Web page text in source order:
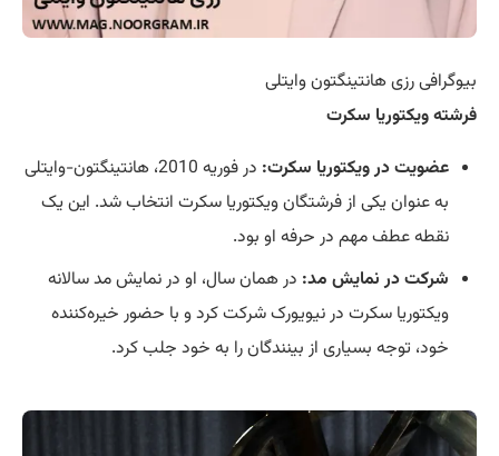
بیوگرافی رزی هانتینگتون وایتلی
فرشته ویکتوریا سکرت
عضویت در ویکتوریا سکرت:
در فوریه 2010، هانتینگتون-وایتلی
به عنوان یکی از فرشتگان ویکتوریا سکرت انتخاب شد. این یک
نقطه عطف مهم در حرفه او بود.
شرکت در نمایش مد: در همان سال، او در نمایش مد سالانه
ویکتوریا سکرت در نیویورک شرکت کرد و با حضور خیره‌کننده
خود، توجه بسیاری از بینندگان را به خود جلب کرد.